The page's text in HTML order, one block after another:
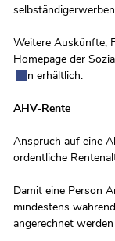
Weitere Auskünfte,
Homepage der
n erhältlich.
AHV-Rente
Anspruch auf eine
ordentliche
Damit eine Person
mindestens
angerechnet